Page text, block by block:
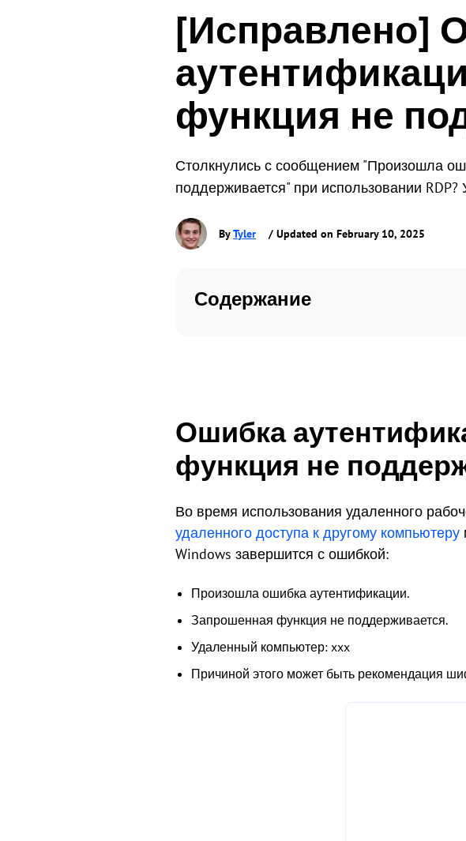
Управляйте
без особых
[Исправлено]
функция не
Столкнулись с сообщением "Произошла
поддерживается" при использовании
ByTyler / Updated on February 10, 2025
Содержание
Ошибка
функция не
Во время использования удаленного
удаленного доступа к другому компьютеру
Windows завершится с ошибкой:
Произошла ошибка аутентификации.
Запрошенная функция не поддерживается.
Удаленный компьютер: xxx
Причиной этого может быть рекомендация